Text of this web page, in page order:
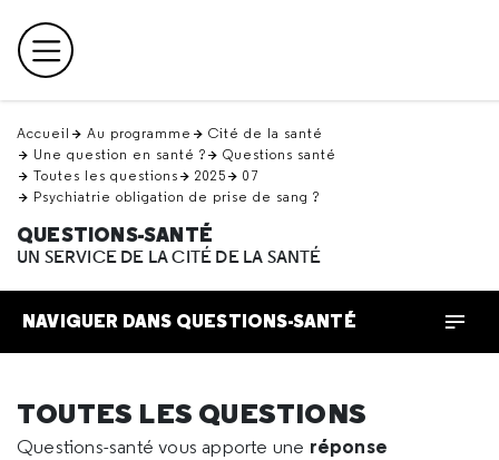
en
haut Menu principal
Accueil Au programme
Cité de la santé
Une question en santé ?
Questions santé
Toutes les questions
2025
07
Psychiatrie obligation de prise de sang ?
QUESTIONS-SANTÉ
UN SERVICE DE LA CITÉ DE LA SANTÉ
NAVIGUER DANS QUESTIONS-SANTÉ
TOUTES LES QUESTIONS
Questions-santé vous apporte une réponse